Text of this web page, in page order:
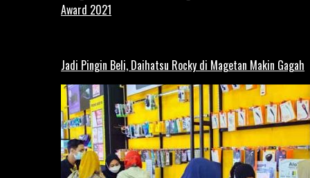
Award 2021
Jadi Pingin Beli, Daihatsu Rocky di Magetan Makin Gagah